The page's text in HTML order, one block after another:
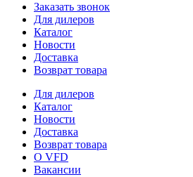
Заказать звонок
Для дилеров
Каталог
Новости
Доставка
Возврат товара
Для дилеров
Каталог
Новости
Доставка
Возврат товара
О VFD
Вакансии